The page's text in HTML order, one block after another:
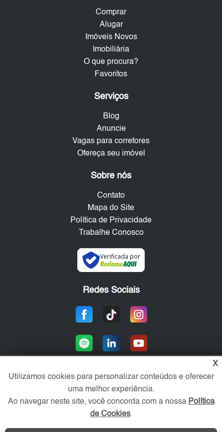
Comprar
Alugar
Imóveis Novos
Imobiliária
O que procura?
Favoritos
Serviços
Blog
Anuncie
Vagas para corretores
Ofereça seu imóvel
Sobre nós
Contato
Mapa do Site
Política de Privacidade
Trabalhe Conosco
Verificada por
Redes Sociais
Área exclusiva aos anunciantes,
acesse sua conta:
X
Utilizamos cookies para personalizar conteúdos e oferecer
uma melhor experiência.
Ao navegar neste site, você concorda com a nossa Política
de Cookies.